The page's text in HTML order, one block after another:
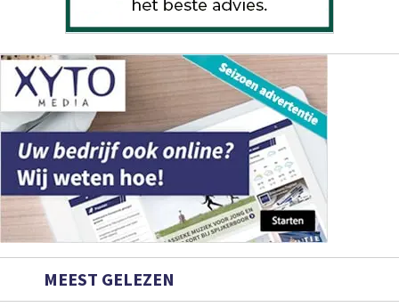
MEEST GELEZEN